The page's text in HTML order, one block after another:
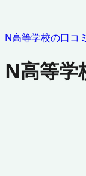
N高等学校の口コ
N高等学